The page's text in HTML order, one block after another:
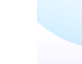
Өнөөдөр
иргэд 50
2 цагийн